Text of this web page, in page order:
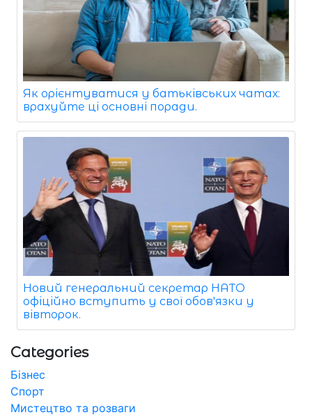
Як орієнтуватися у батьківських чатах:
врахуйте ці основні поради.
Новий генеральний секретар НАТО
офіційно вступить у свої обов'язки у
вівторок.
Categories
Бізнес
Спорт
Мистецтво та розваги